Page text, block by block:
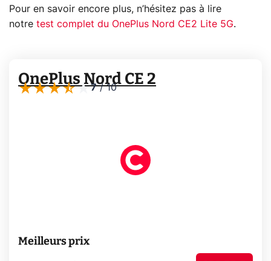
Pour en savoir encore plus, n’hésitez pas à lire
notre test complet du OnePlus Nord CE2 Lite 5G.
OnePlus Nord CE 2
7/10
Meilleurs prix